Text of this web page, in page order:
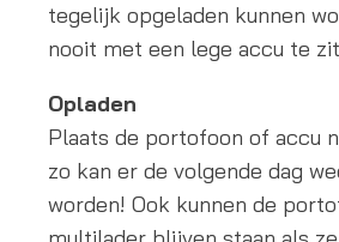
tegelijk opgeladen kunnen
nooit met een lege accu te
Opladen
Plaats de portofoon of accu
zo kan er de volgende dag
worden! Ook kunnen de